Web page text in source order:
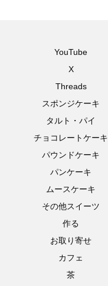
YouTube
X
Threads
スポンジケーキ
タルト・パイ
チョコレートケーキ
パウンドケーキ
パンケーキ
ムースケーキ
その他スイーツ
作る
お取り寄せ
カフェ
茶